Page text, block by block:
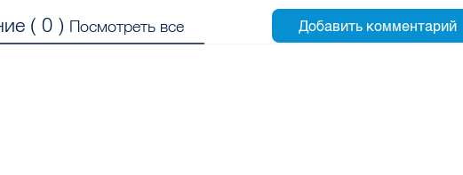
(0 ) Посмотреть все